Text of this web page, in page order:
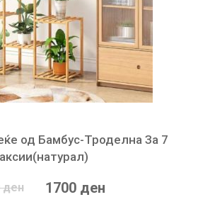
од Бамбус-Троделна За 7
ден 1700 ден